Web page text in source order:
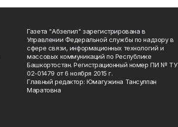
Газета "Абзелил" зарегистрирована в
Управлении Федеральной службы по надзору в
сфере связи, информационных технологий и
массовых коммуникаций по Республике
Башкортостан. Регистрационный номер ПИ № ТУ
02-01479 от 6 ноября 2015 г.
Главный редактор: Юмагужина Тансулпан
Маратовна